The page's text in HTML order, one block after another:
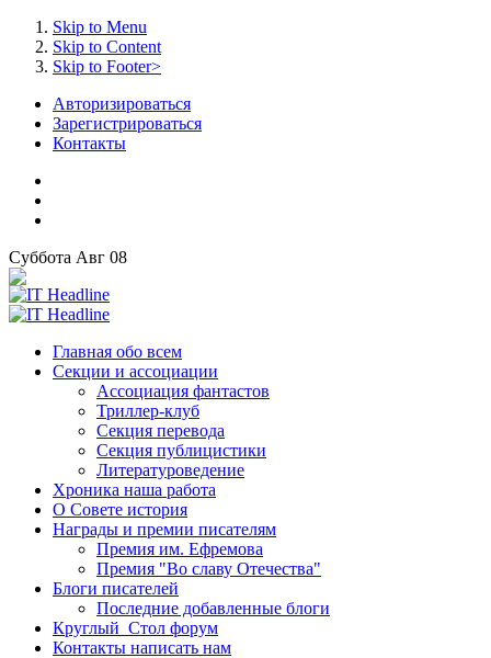
Skip to Menu
Skip to Content
Skip to Footer>
Авторизироваться
Зарегистрироваться
Контакты
Суббота Авг 08
Главная обо всем
Секции и ассоциации
Ассоциация фантастов
Триллер-клуб
Секция перевода
Секция публицистики
Литературоведение
Хроника наша работа
О Совете история
Награды и премии писателям
Премия им. Ефремова
Премия "Во славу Отечества"
Блоги писателей
Последние добавленные блоги
Круглый_Стол форум
Контакты написать нам